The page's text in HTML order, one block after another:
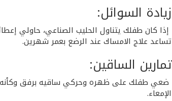
زيادة السوائل:
إذا كان طفلك يتناول الحليب الصناعي، حاولي
تساعد علاج الامساك عند الرضع بعمر شهرين.
تمارين الساقين:
ضعي طفلك على ظهره وحركي ساقيه برفق وكأنه
الإمعاء.